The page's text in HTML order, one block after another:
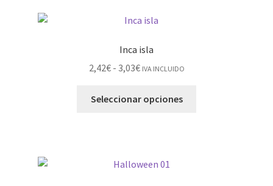
Inca isla
2,42€ - 3,03€ IVA INCLUIDO
Seleccionar opciones